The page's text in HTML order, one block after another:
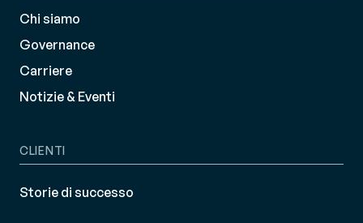
Chi siamo
Governance
Carriere
Notizie & Eventi
CLIENTI
Storie di successo